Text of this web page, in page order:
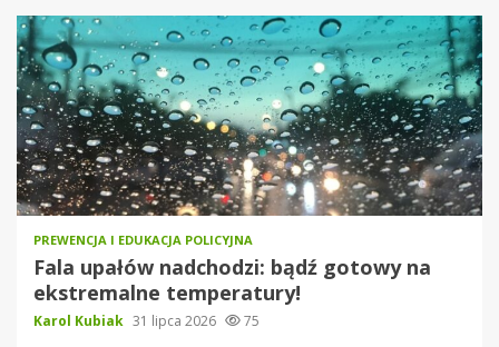
PREWENCJA I EDUKACJA POLICYJNA
Fala upałów nadchodzi: bądź gotowy na
ekstremalne temperatury!
Karol Kubiak 31 lipca 2026 75